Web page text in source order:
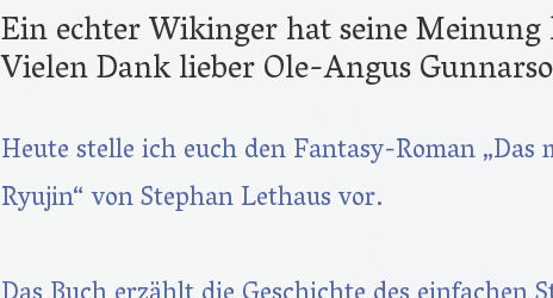
Ein echter Wikinger hat seine
Vielen Dank lieber Ole-Angus
Heute stelle ich euch den Fantasy-Roman „Das
Ryujin“ von Stephan Lethaus vor.